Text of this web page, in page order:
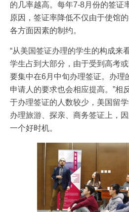
的几率越高。每年7-8月份的签证
原因，签证率降低不仅由于使馆
各方面因素的制约。
“从美国签证办理的学生的构成来
学生占到大部分，由于受到高考
要集中在6月中旬办理签证。办理
申请人的要求也会相应提高。”相
于办理签证的人数较少，美国留
办理旅游、探亲、商务签证上，
一个好时机。